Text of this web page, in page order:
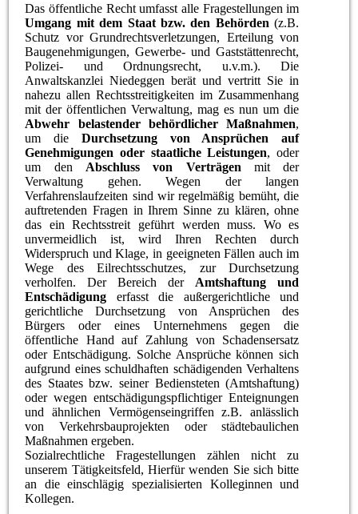
Das öffentliche Recht umfasst alle Fragestellungen im
Umgang mit dem Staat bzw. den Behörden (z.B.
Schutz vor Grundrechtsverletzungen, Erteilung von
Baugenehmigungen, Gewerbe- und Gaststättenrecht,
Polizei- und Ordnungsrecht, u.v.m.). Die
Anwaltskanzlei Niedeggen berät und vertritt Sie in
nahezu allen Rechtsstreitigkeiten im Zusammenhang
mit der öffentlichen Verwaltung, mag es nun um die
Abwehr belastender behördlicher Maßnahmen,
um die Durchsetzung von Ansprüchen auf
Genehmigungen oder staatliche Leistungen, oder
um den Abschluss von Verträgen mit der
Verwaltung gehen. Wegen der langen
Verfahrenslaufzeiten sind wir regelmäßig bemüht, die
auftretenden Fragen in Ihrem Sinne zu klären, ohne
das ein Rechtsstreit geführt werden muss. Wo es
unvermeidlich ist, wird Ihren Rechten durch
Widerspruch und Klage, in geeigneten Fällen auch im
Wege des Eilrechtsschutzes, zur Durchsetzung
verholfen. Der Bereich der Amtshaftung und
Entschädigung erfasst die außergerichtliche und
gerichtliche Durchsetzung von Ansprüchen des
Bürgers oder eines Unternehmens gegen die
öffentliche Hand auf Zahlung von Schadensersatz
oder Entschädigung. Solche Ansprüche können sich
aufgrund eines schuldhaften schädigenden Verhaltens
des Staates bzw. seiner Bediensteten (Amtshaftung)
oder wegen entschädigungspflichtiger Enteignungen
und ähnlichen Vermögenseingriffen z.B. anlässlich
von Verkehrsbauprojekten oder städtebaulichen
Maßnahmen ergeben.
Sozialrechtliche Fragestellungen zählen nicht zu
unserem Tätigkeitsfeld, Hierfür wenden Sie sich bitte
an die einschlägig spezialisierten Kolleginnen und
Kollegen.